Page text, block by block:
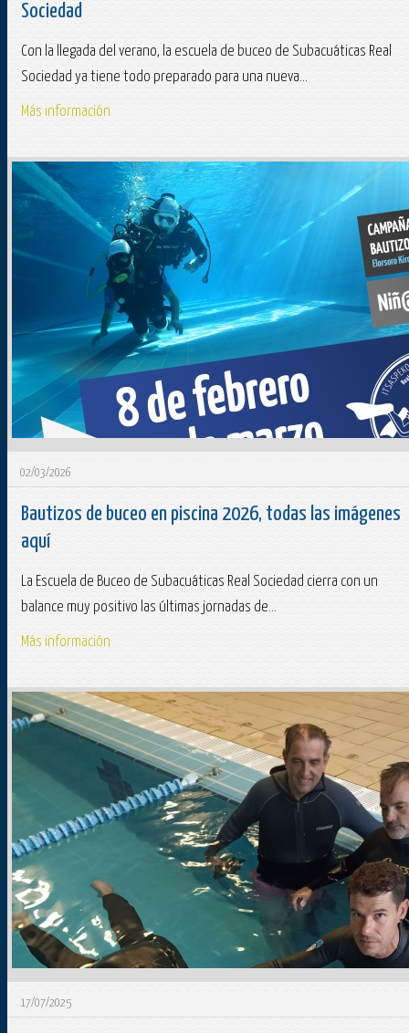
Sociedad
Con la llegada del verano, la escuela de buceo de Subacuáticas Real
Sociedad ya tiene todo preparado para una nueva...
Más información
02/03/2026
Bautizos de buceo en piscina 2026, todas las imágenes
aquí
La Escuela de Buceo de Subacuáticas Real Sociedad cierra con un
balance muy positivo las últimas jornadas de...
Más información
17/07/2025